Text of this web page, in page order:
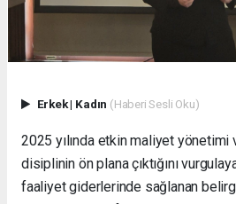
Erkek| Kadın (Haberi Sesli Oku)
2025 yılında etkin maliyet
disiplinin ön plana çıktığını
faaliyet giderlerinde sağlanan